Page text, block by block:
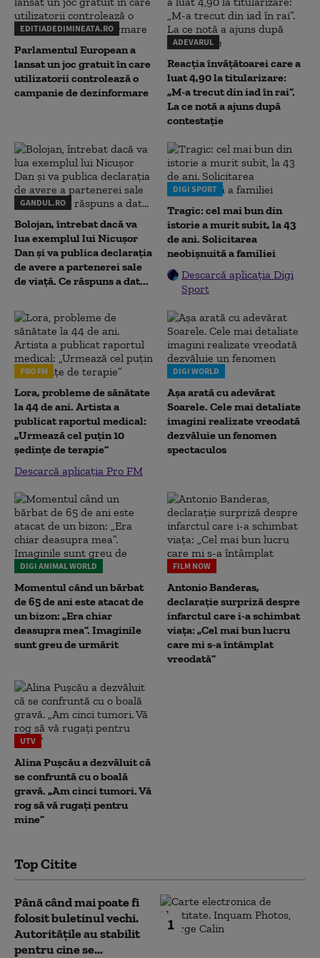
EDITIADEDIMINEATA.RO
Parlamentul European a
lansat un joc gratuit în care
utilizatorii controlează o
campanie de dezinformare
ADEVARUL
Reacția învățătoarei care a
luat 4,90 la titularizare:
„M-a trecut din iad în rai”.
La ce notă a ajuns după
contestație
GANDUL.RO
Bolojan, întrebat dacă va
lua exemplul lui Nicușor
Dan și va publica declarația
de avere a partenerei sale
de viață. Ce răspuns a dat...
DIGI SPORT
Tragic: cel mai bun din
istorie a murit subit, la 43
de ani. Solicitarea
neobișnuită a familiei
Descarcă aplicația Digi
Sport
PRO FM
Lora, probleme de sănătate
la 44 de ani. Artista a
publicat raportul medical:
„Urmează cel puțin 10
ședințe de terapie”
Descarcă aplicația Pro FM
DIGI WORLD
Așa arată cu adevărat
Soarele. Cele mai detaliate
imagini realizate vreodată
dezvăluie un fenomen
spectaculos
DIGI ANIMAL WORLD
Momentul când un bărbat
de 65 de ani este atacat de
un bizon: „Era chiar
deasupra mea”. Imaginile
sunt greu de urmărit
FILM NOW
Antonio Banderas,
declarație surpriză despre
infarctul care i-a schimbat
viața: „Cel mai bun lucru
care mi s-a întâmplat
vreodată”
UTV
Alina Pușcău a dezvăluit că
se confruntă cu o boală
gravă. „Am cinci tumori. Vă
rog să vă rugați pentru
mine”
Top Citite
1
Până când mai poate fi
folosit buletinul vechi.
Autoritățile au stabilit
pentru cine se...